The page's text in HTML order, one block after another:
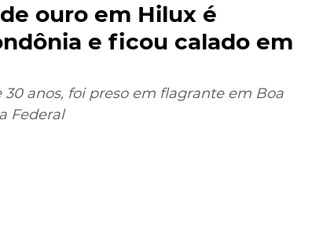
ouro em Hilux é
e ficou calado em
30 anos, foi preso em flagrante em Boa
Federal